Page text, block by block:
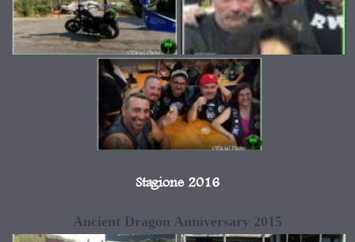
Stagione 2016
Ancient Dragon Anniversary 2015